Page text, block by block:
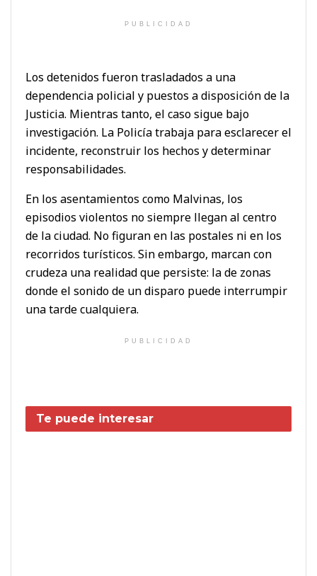
PUBLICIDAD
Los detenidos fueron trasladados a una
dependencia policial y puestos a disposición de la
Justicia. Mientras tanto, el caso sigue bajo
investigación. La Policía trabaja para esclarecer el
incidente, reconstruir los hechos y determinar
responsabilidades.
En los asentamientos como Malvinas, los
episodios violentos no siempre llegan al centro
de la ciudad. No figuran en las postales ni en los
recorridos turísticos. Sin embargo, marcan con
crudeza una realidad que persiste: la de zonas
donde el sonido de un disparo puede interrumpir
una tarde cualquiera.
PUBLICIDAD
Te puede interesar